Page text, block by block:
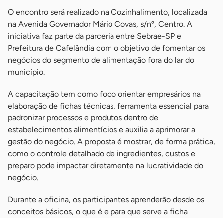
O encontro será realizado na Cozinhalimento, localizada
na Avenida Governador Mário Covas, s/nº, Centro. A
iniciativa faz parte da parceria entre Sebrae-SP e
Prefeitura de Cafelândia com o objetivo de fomentar os
negócios do segmento de alimentação fora do lar do
município.
A capacitação tem como foco orientar empresários na
elaboração de fichas técnicas, ferramenta essencial para
padronizar processos e produtos dentro de
estabelecimentos alimentícios e auxilia a aprimorar a
gestão do negócio. A proposta é mostrar, de forma prática,
como o controle detalhado de ingredientes, custos e
preparo pode impactar diretamente na lucratividade do
negócio.
Durante a oficina, os participantes aprenderão desde os
conceitos básicos, o que é e para que serve a ficha